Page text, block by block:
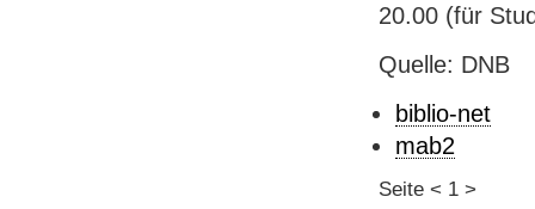
20.00 (für
Quelle: DNB
biblio-net
mab2
Seite < 1 >